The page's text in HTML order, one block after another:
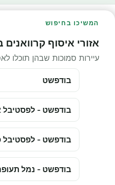
המשיכו בחיפוש
אזורי איסוף
עיירות סמוכות שבהן תוכלו
בודפשט
בודפשט - לפסטיבל
בודפשט - לפסטיבל
בודפשט - נמל